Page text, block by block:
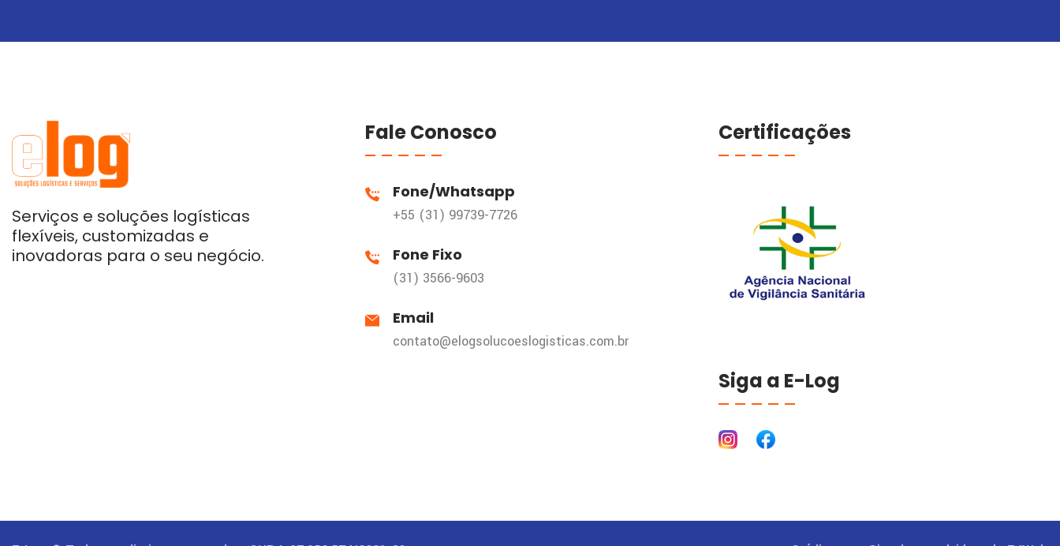
Serviços e soluções logísticas
flexíveis, customizadas e
inovadoras para o seu negócio.
Fale Conosco
Fone/Whatsapp
+55 (31) 99739-7726
Fone Fixo
(31) 3566-9603
Email
contato@elogsolucoeslogisticas.com.br
Certificações
Siga a E-Log